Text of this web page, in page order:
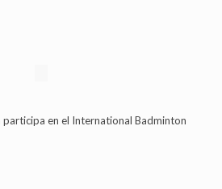
en el International Badminton